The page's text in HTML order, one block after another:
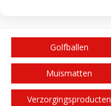
Golfballen
Muismatten
Verzorgingsproducten